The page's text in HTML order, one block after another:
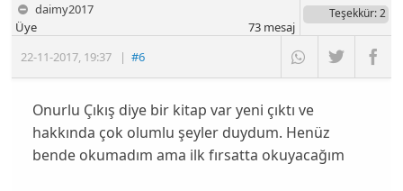
daimy2017
22-11-2017, 19:37 |#6
Üye
Teşekkür: 2
73mesaj
Onurlu Çıkış diye bir kitap var yeni çıktı ve
hakkında çok olumlu şeyler duydum. Henüz
bende okumadım ama ilk fırsatta okuyacağım